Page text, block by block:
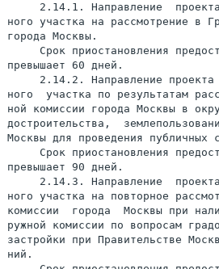
2.14.1. Направление
ного участка на рассмотрение в
города Москвы.
Срок приостановления
превышает 60 дней.
2.14.2. Направление
ного  участка по результатам
ной комиссии города Москвы в
достроительства,
Москвы для проведения публичных
Срок приостановления
превышает 90 дней.
2.14.3. Направление
ного участка на повторное
комиссии  города  Москвы при
ружной комиссии по вопросам
застройки при Правительстве
ний.